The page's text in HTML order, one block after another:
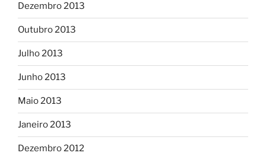
Dezembro 2013
Outubro 2013
Julho 2013
Junho 2013
Maio 2013
Janeiro 2013
Dezembro 2012